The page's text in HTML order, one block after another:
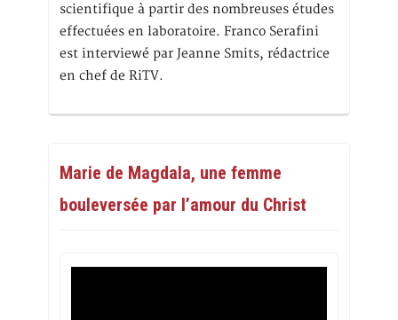
scientifique à partir des nombreuses études
effectuées en laboratoire. Franco Serafini
est interviewé par Jeanne Smits, rédactrice
en chef de RiTV.
Marie de Magdala, une femme
bouleversée par l’amour du Christ